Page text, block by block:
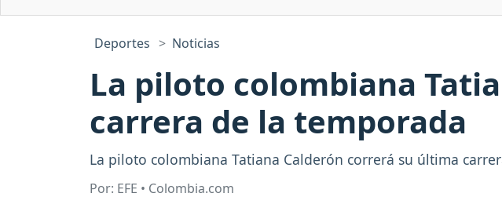
Deportes Noticias
La piloto colombiana
carrera de la temporada
La piloto colombiana Tatiana Calderón correrá su última
Por: EFE • Colombia.com